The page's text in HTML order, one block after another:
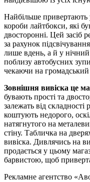
Найбільше привертають
короби лайтбокси, які
двосторонні. Цей засіб
за рахунок
лише вдень, а й у
поблизу автобусних
чекаючи на громадський
Зовнішня вивіска це
бувають прості та
залежать від
коштують недорого,
натягнутого на
стіну. Табличка на
вивіска. Дивлячись на
продається у цьому
барвистою, щоб
Рекламне агентство